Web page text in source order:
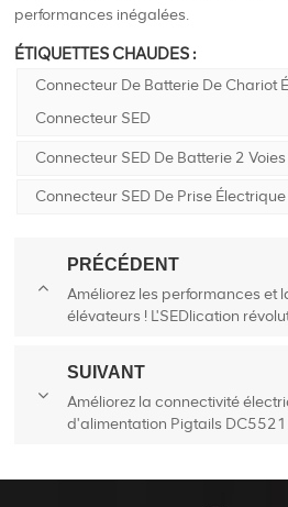
performances inégalées.
ÉTIQUETTES CHAUDES :
Connecteur De Batterie De Chariot
Connecteur SED
Connecteur SED De Batterie 2
Connecteur SED De Prise
PRÉCÉDENT
Améliorez les performances et
élévateurs ! L'SEDlication
SUIVANT
Améliorez la connectivité
d'alimentation Pigtails DC5521